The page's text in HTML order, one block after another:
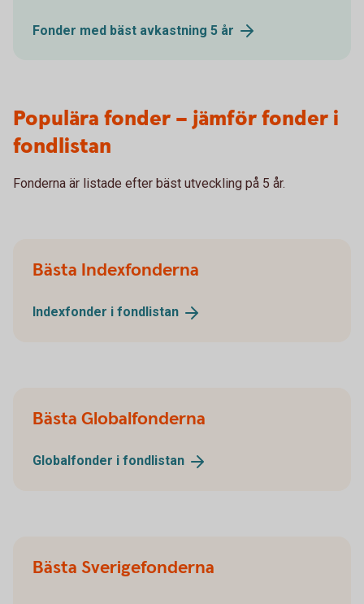
Fonder med bäst avkastning 5 år
Populära fonder – jämför fonder i
fondlistan
Fonderna är listade efter bäst utveckling på 5 år.
Bästa Indexfonderna
Indexfonder i fondlistan
Bästa Globalfonderna
Globalfonder i fondlistan
Bästa Sverigefonderna